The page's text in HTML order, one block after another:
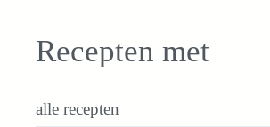
Recepten met
alle recepten